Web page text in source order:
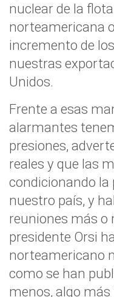
nuclear de la
norteamericana
incremento de
nuestras
Unidos.
Frente a esas
alarmantes
presiones,
reales y que las
condicionando la
nuestro país, y
reuniones más o
presidente Orsi
norteamericano
como se han
menos, algo más